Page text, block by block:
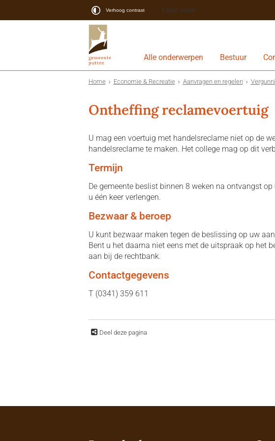
Verhoog contrast Lees voor
Alle onderwerpen Bestuur
Home Economie & Recreatie Aanvragen en regelen
Ontheffing reclamevoertuig
U mag een voertuig met handelsreclame niet op de
handelsreclame te maken. Het college mag op dit
Termijn
De gemeente beslist binnen 8 weken na ontvangst
u één keer verlengen.
Bezwaar & beroep
U kunt bezwaar maken tegen de beslissing op uw
Bent u het daarna niet eens met de uitspraak op het
aan bij de rechtbank.
Contactgegevens
T (0341) 359 611
Deel deze pagina